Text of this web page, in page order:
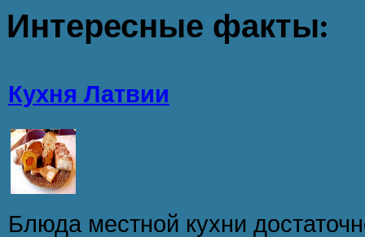
Интересные факты:
Кухня Латвии
Блюда местной кухни